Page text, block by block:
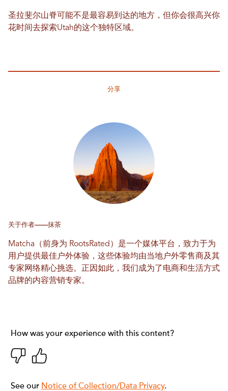
圣拉斐尔山脊可能不是最容易到达的地方，但你会很高兴你
花时间去探索Utah的这个独特区域。
分享
关于作者——抹茶
Matcha（前身为 RootsRated）是一个媒体平台，致力于为
用户提供最佳户外体验，这些体验均由当地户外零售商及其
专家网络精心挑选。正因如此，我们成为了电商和生活方式
品牌的内容营销专家。